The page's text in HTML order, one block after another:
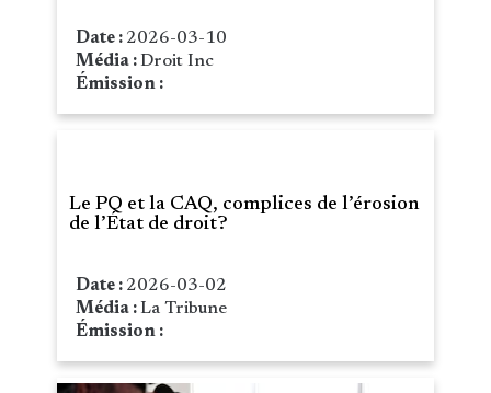
Date : 2026-03-10
Média : Droit Inc
Émission :
Le PQ et la CAQ, complices de l’érosion
de l’État de droit?
Date : 2026-03-02
Média : La Tribune
Émission :